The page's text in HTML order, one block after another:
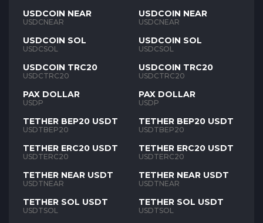
USDCOIN NEAR
USDCNEAR
USDCOIN SOL
USDCSOL
USDCOIN TRC20
USDCTRC20
PAX DOLLAR
USDP
TETHER BEP20 USDT
USDTBEP20
TETHER ERC20 USDT
USDTERC20
TETHER NEAR USDT
USDTNEAR
TETHER SOL USDT
USDTSOL
USDCOIN NEAR
USDCNEAR
USDCOIN SOL
USDCSOL
USDCOIN TRC20
USDCTRC20
PAX DOLLAR
USDP
TETHER BEP20 USDT
USDTBEP20
TETHER ERC20 USDT
USDTERC20
TETHER NEAR USDT
USDTNEAR
TETHER SOL USDT
USDTSOL